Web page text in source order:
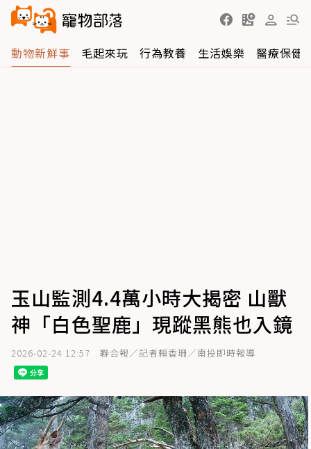
動物新鮮事 毛起來玩 行為教養 生活娛樂 醫療保健
玉山監測4.4萬小時大揭密 山獸
神「白色聖鹿」現蹤黑熊也入鏡
2026-02-24 12:57 聯合報／記者賴香珊／南投即時報導